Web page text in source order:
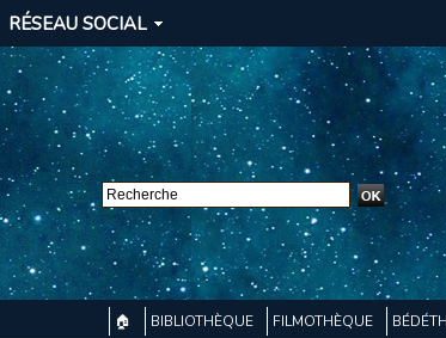
RÉSEAU SOCIAL
🏠 BIBLIOTHÈQUE FILMOTHÈQUE